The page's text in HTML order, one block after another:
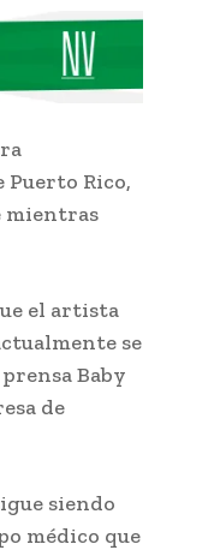
Puerto Rico,
mientras
el artista
se
Baby
de
siendo
médico que